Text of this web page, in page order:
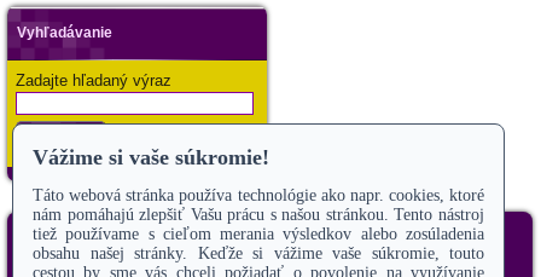
Vyhľadávanie
Zadajte hľadaný výraz
Copyright 2019Odstúpiť od zmluvy
úvod
o nás